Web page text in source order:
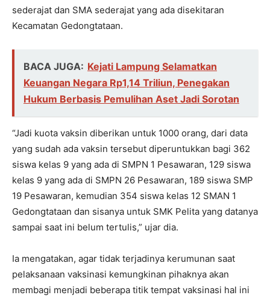
sederajat dan SMA sederajat yang ada disekitaran
Kecamatan Gedongtataan.
BACA JUGA: Kejati Lampung Selamatkan
Keuangan Negara Rp1,14 Triliun, Penegakan
Hukum Berbasis Pemulihan Aset Jadi Sorotan
“Jadi kuota vaksin diberikan untuk 1000 orang, dari data
yang sudah ada vaksin tersebut diperuntukkan bagi 362
siswa kelas 9 yang ada di SMPN 1 Pesawaran, 129 siswa
kelas 9 yang ada di SMPN 26 Pesawaran, 189 siswa SMP
19 Pesawaran, kemudian 354 siswa kelas 12 SMAN 1
Gedongtataan dan sisanya untuk SMK Pelita yang datanya
sampai saat ini belum tertulis,” ujar dia.
Ia mengatakan, agar tidak terjadinya kerumunan saat
pelaksanaan vaksinasi kemungkinan pihaknya akan
membagi menjadi beberapa titik tempat vaksinasi hal ini